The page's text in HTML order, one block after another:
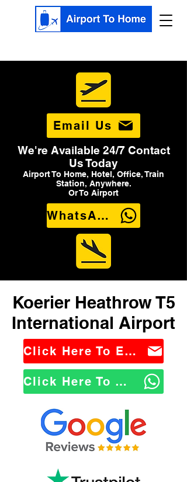
Email Us
We're Available 24/7 Contact
Us Today
Airport To Home, Hotel, Office, Train
Station, Anywhere.
Or To Airport
WhatsApp Us
Koerier Heathrow T5
International Airport
Click Here To Email Us
Click Here To WhatsApp Us